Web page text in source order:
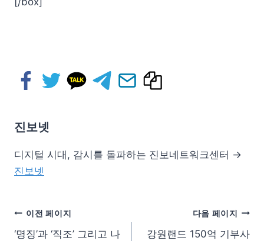
진보넷
디지털 시대, 감시를 돌파하는 진보네트워크센터 →
진보넷
이전 페이지
‘명징’과 ‘직조’ 그리고 나
다음 페이지
강원랜드 150억 기부사